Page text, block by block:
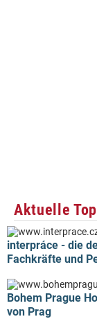
Aktuelle
interpráce - die
Fachkräfte und
Bohem Prague
von Prag